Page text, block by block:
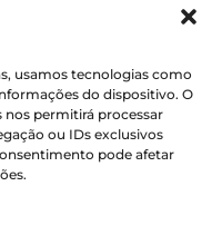
usamos tecnologias como
do dispositivo. O
nos permitirá processar
ou IDs exclusivos
pode afetar
:
: